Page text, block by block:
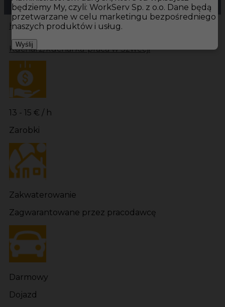
Hotistin Oferty pracyKuchnia Szwecja
Kucharz/kucharka-praca w Szwecji
13 - 15 € / h
Zarobki
Zakwaterowanie
Zagwarantowane przez pracodawcę
Darmowy
Dojazd
będziemy My, czyli: WorkServ Sp. z o.o. Dane będą
przetwarzane w celu marketingu bezpośredniego
naszych produktów i usług.
Wyślij